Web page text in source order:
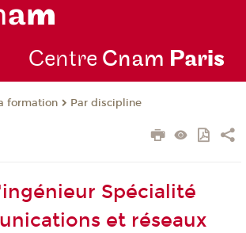
Centre Cnam Paris
formation Par discipline
Spécialité
et réseaux